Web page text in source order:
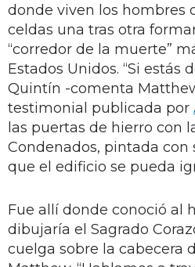
donde viven los hombres
celdas una tras otra
“corredor de la muerte”
Estados Unidos. “Si estás
Quintín -comenta
testimonial publicada por
las puertas de hierro con
Condenados, pintada con
que el edificio se pueda
Fue allí donde conoció al
dibujaría el Sagrado
cuelga sobre la cabecera